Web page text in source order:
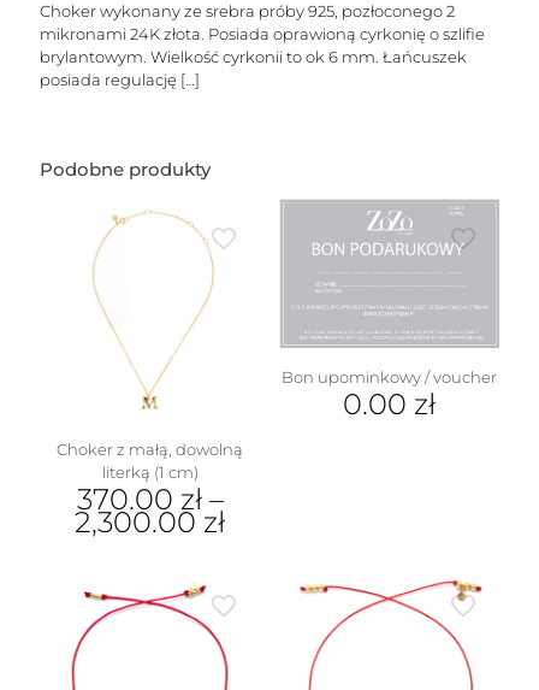
Choker wykonany ze srebra próby 925, pozłoconego 2
mikronami 24K złota. Posiada oprawioną cyrkonię o szlifie
brylantowym. Wielkość cyrkonii to ok 6 mm. Łańcuszek
posiada regulację […]
Podobne produkty
Choker z małą, dowolną
literką (1 cm)
370.00 zł–
2,300.00 zł
ma
wiele
wariantów.
Bon upominkowy / voucher
0.00 zł